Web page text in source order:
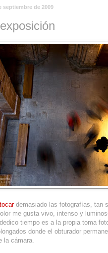
septiembre de 2009
demasiado las fotografías, tan
me gusta vivo, intenso y
tiempo es a la propia toma
donde el obturador
la cámara.